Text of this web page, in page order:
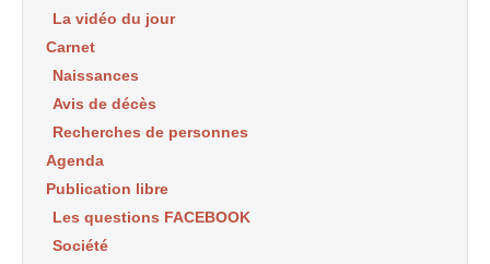
La vidéo du jour
Carnet
Naissances
Avis de décès
Recherches de personnes
Agenda
Publication libre
Les questions FACEBOOK
Société